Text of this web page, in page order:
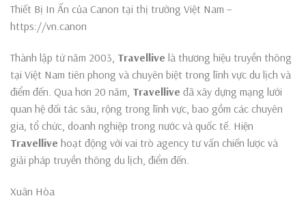
Thiết Bị In Ấn của Canon tại thị trường Việt Nam –
https://vn.canon
Thành lập từ năm 2003, Travellive là thương hiệu truyền thông
tại Việt Nam tiên phong và chuyên biệt trong lĩnh vực du lịch và
điểm đến. Qua hơn 20 năm, Travellive đã xây dựng mạng lưới
quan hệ đối tác sâu, rộng trong lĩnh vực, bao gồm các chuyên
gia, tổ chức, doanh nghiệp trong nước và quốc tế. Hiện
Travellive hoạt động với vai trò agency tư vấn chiến lược và
giải pháp truyền thông du lịch, điểm đến.
Xuân Hòa